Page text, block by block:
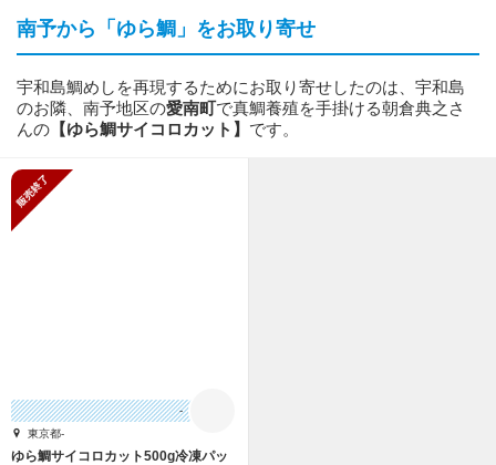
南予から「ゆら鯛」をお取り寄せ
宇和島鯛めしを再現するためにお取り寄せしたのは、宇和島
のお隣、南予地区の愛南町で真鯛養殖を手掛ける朝倉典之さ
んの 【ゆら鯛サイコロカット】 です。
-
東京都-
ゆら鯛サイコロカット500g冷凍パッ